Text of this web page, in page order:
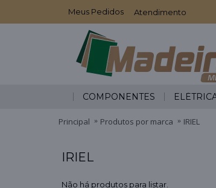
Meus Pedidos Atendimento
COMPONENTES
Principal Produtos por marca IRIEL
IRIEL
Não há produtos para listar.